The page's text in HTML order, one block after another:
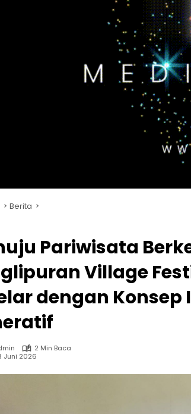
Berita
Pariwisata
Village
dengan Konsep
2 Min Baca
Juni 2026